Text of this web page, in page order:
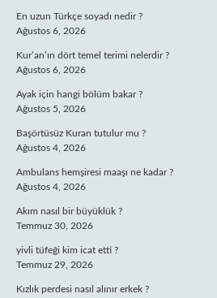
En uzun Türkçe soyadı nedir ?
Ağustos 6, 2026
Kur’an’ın dört temel terimi nelerdir ?
Ağustos 6, 2026
Ayak için hangi bölüm bakar ?
Ağustos 5, 2026
Başörtüsüz Kuran tutulur mu ?
Ağustos 4, 2026
Ambulans hemşiresi maaşı ne kadar ?
Ağustos 4, 2026
Akım nasıl bir büyüklük ?
Temmuz 30, 2026
yivli tüfeği kim icat etti ?
Temmuz 29, 2026
Kızlık perdesi nasıl alınır erkek ?